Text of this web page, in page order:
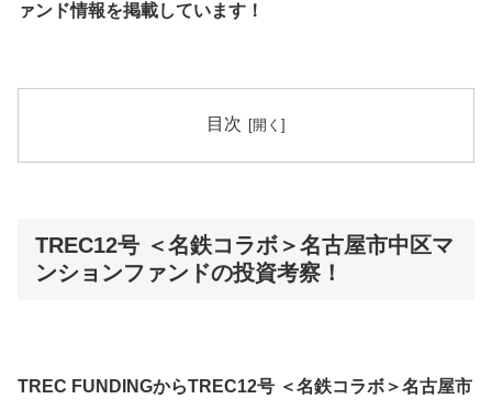
ァンド情報を掲載しています！
目次
TREC12号 ＜名鉄コラボ＞名古屋市中区マ
ンションファンドの投資考察！
TREC FUNDINGからTREC12号 ＜名鉄コラボ＞名古屋市